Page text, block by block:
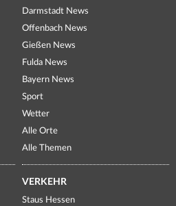
Darmstadt News
Offenbach News
Gießen News
Fulda News
Bayern News
Sport
Wetter
Alle Orte
Alle Themen
VERKEHR
Staus Hessen